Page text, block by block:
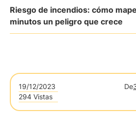
Riesgo de incendios: cómo
minutos un peligro que crece
19/12/2023 De
294 Vistas